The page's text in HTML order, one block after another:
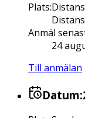
Plats:Distans
Distans
Anmäl
24
Till anmälan
Datum: